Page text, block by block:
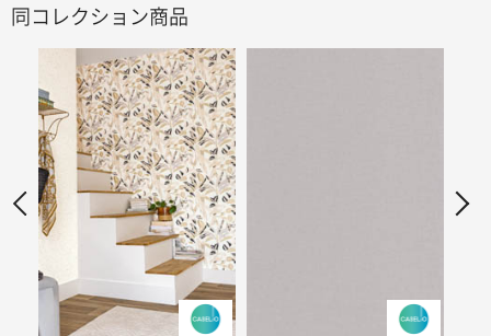
同コレクション商品